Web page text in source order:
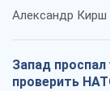
Александр Кирш
Запад
проверить